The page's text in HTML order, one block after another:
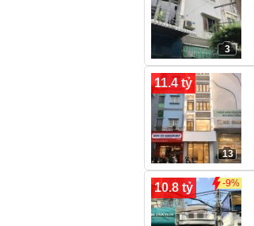
3
11.4 tỷ
13
10.8 tỷ -9%